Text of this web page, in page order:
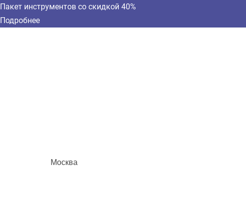
Пакет инструментов со скидкой 40%
Подробнее
Москва